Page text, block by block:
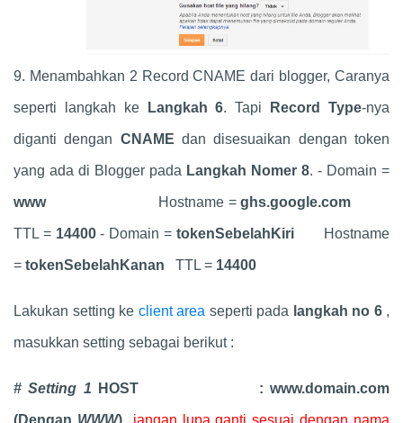
9. Menambahkan 2 Record CNAME dari blogger, Caranya
seperti langkah ke Langkah 6. Tapi Record Type-nya
diganti dengan CNAMEdan disesuaikan dengan token
yang ada di Blogger pada Langkah Nomer 8. - Domain =
www Hostname =ghs.google.com
TTL =14400- Domain = tokenSebelahKiriHostname
= tokenSebelahKanan TTL = 14400
Lakukan setting ke client area seperti pada langkah no 6,
masukkan setting sebagai berikut :
# Setting 1 HOST : www.domain.com
(Dengan WWW) jangan lupa ganti sesuai dengan nama